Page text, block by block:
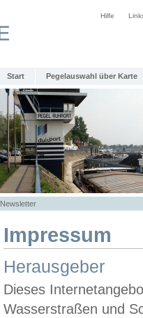
Hilfe
Start Pegelauswahl über Karte
Newsletter
Impressum
Herausgeber
Dieses
Wasserstraßen und